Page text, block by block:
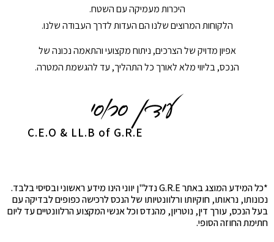
היכרות מעמיקה עם השטח.
הלקוחות המרוצים שלנו הם העדות לדרך העבודה שלנו.
אפיון מדויק של הצרכים, ניתוח מקצועי והתאמה נכונה של
הנכס, בליווי מלא לאורך כל התהליך, עד להגשמת המטרה.
C.E.O & LL.B of G.R.E
*כל המידע המוצג באתר G.R.E נדל"ן יווני הינו מידע ראשוני ובסיסי בלבד.
נכונותו, נראותו, חוקיותו ורלוונטיותו של הנכס לרכישה כפופים לבדיקה עם
בעל הנכס, עורך דין, נוטריון, מהנדס וכל אנשי המקצוע הרלוונטיים עד ליום
חתימת החוזה הסופי.